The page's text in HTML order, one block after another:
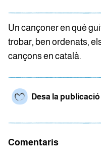
Un cançoner en què
trobar, ben ordenats,
cançons en català.
Desa la publicació
Comentaris